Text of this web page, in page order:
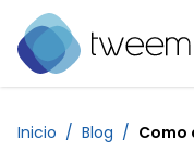
Ir a la página de
Inicio / Blog / Como